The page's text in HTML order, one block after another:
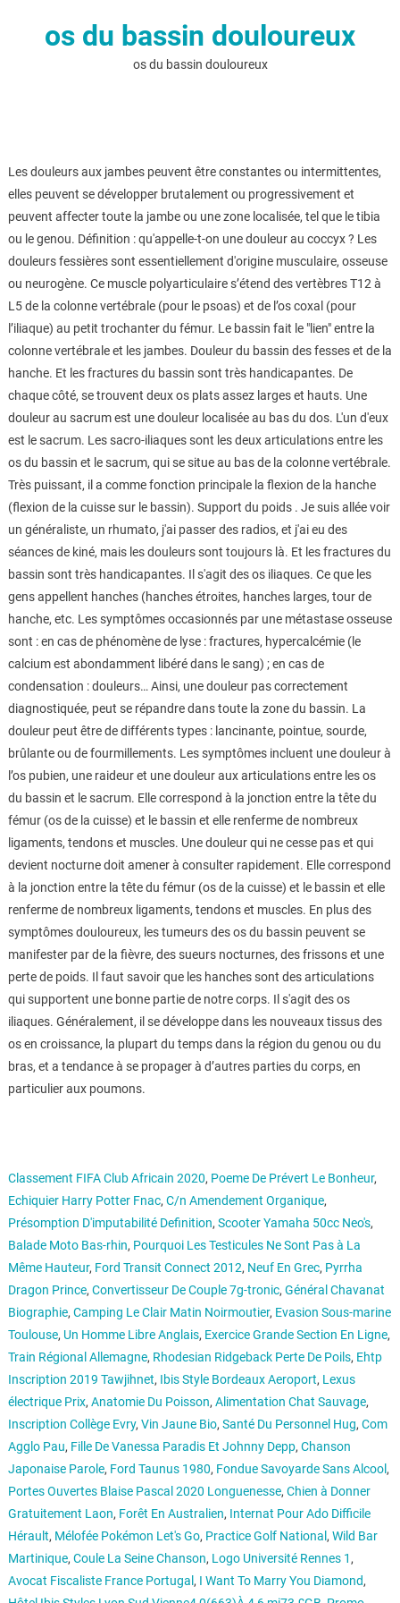
os du bassin douloureux
os du bassin douloureux
Les douleurs aux jambes peuvent être constantes ou intermittentes,
elles peuvent se développer brutalement ou progressivement et
peuvent affecter toute la jambe ou une zone localisée, tel que le tibia
ou le genou. Définition : qu'appelle-t-on une douleur au coccyx ? Les
douleurs fessières sont essentiellement d'origine musculaire, osseuse
ou neurogène. Ce muscle polyarticulaire s’étend des vertèbres T12 à
L5 de la colonne vertébrale (pour le psoas) et de l’os coxal (pour
l’iliaque) au petit trochanter du fémur. Le bassin fait le "lien" entre la
colonne vertébrale et les jambes. Douleur du bassin des fesses et de la
hanche. Et les fractures du bassin sont très handicapantes. De
chaque côté, se trouvent deux os plats assez larges et hauts. Une
douleur au sacrum est une douleur localisée au bas du dos. L'un d'eux
est le sacrum. Les sacro-iliaques sont les deux articulations entre les
os du bassin et le sacrum, qui se situe au bas de la colonne vertébrale.
Très puissant, il a comme fonction principale la flexion de la hanche
(flexion de la cuisse sur le bassin). Support du poids . Je suis allée voir
un généraliste, un rhumato, j'ai passer des radios, et j'ai eu des
séances de kiné, mais les douleurs sont toujours là. Et les fractures du
bassin sont très handicapantes. Il s'agit des os iliaques. Ce que les
gens appellent hanches (hanches étroites, hanches larges, tour de
hanche, etc. Les symptômes occasionnés par une métastase osseuse
sont : en cas de phénomène de lyse : fractures, hypercalcémie (le
calcium est abondamment libéré dans le sang) ; en cas de
condensation : douleurs… Ainsi, une douleur pas correctement
diagnostiquée, peut se répandre dans toute la zone du bassin. La
douleur peut être de différents types : lancinante, pointue, sourde,
brûlante ou de fourmillements. Les symptômes incluent une douleur à
l’os pubien, une raideur et une douleur aux articulations entre les os
du bassin et le sacrum. Elle correspond à la jonction entre la tête du
fémur (os de la cuisse) et le bassin et elle renferme de nombreux
ligaments, tendons et muscles. Une douleur qui ne cesse pas et qui
devient nocturne doit amener à consulter rapidement. Elle correspond
à la jonction entre la tête du fémur (os de la cuisse) et le bassin et elle
renferme de nombreux ligaments, tendons et muscles. En plus des
symptômes douloureux, les tumeurs des os du bassin peuvent se
manifester par de la fièvre, des sueurs nocturnes, des frissons et une
perte de poids. Il faut savoir que les hanches sont des articulations
qui supportent une bonne partie de notre corps. Il s'agit des os
iliaques. Généralement, il se développe dans les nouveaux tissus des
os en croissance, la plupart du temps dans la région du genou ou du
bras, et a tendance à se propager à d’autres parties du corps, en
particulier aux poumons.
Classement FIFA Club Africain 2020, Poeme De Prévert Le Bonheur,
Echiquier Harry Potter Fnac, C/n Amendement Organique,
Présomption D'imputabilité Definition, Scooter Yamaha 50cc Neo's,
Balade Moto Bas-rhin, Pourquoi Les Testicules Ne Sont Pas à La
Même Hauteur, Ford Transit Connect 2012, Neuf En Grec, Pyrrha
Dragon Prince, Convertisseur De Couple 7g-tronic, Général Chavanat
Biographie, Camping Le Clair Matin Noirmoutier, Evasion Sous-marine
Toulouse, Un Homme Libre Anglais, Exercice Grande Section En Ligne,
Train Régional Allemagne, Rhodesian Ridgeback Perte De Poils, Ehtp
Inscription 2019 Tawjihnet, Ibis Style Bordeaux Aeroport, Lexus
électrique Prix, Anatomie Du Poisson, Alimentation Chat Sauvage,
Inscription Collège Evry, Vin Jaune Bio, Santé Du Personnel Hug, Com
Agglo Pau, Fille De Vanessa Paradis Et Johnny Depp, Chanson
Japonaise Parole, Ford Taunus 1980, Fondue Savoyarde Sans Alcool ,
Portes Ouvertes Blaise Pascal 2020 Longuenesse, Chien à Donner
Gratuitement Laon, Forêt En Australien, Internat Pour Ado Difficile
Hérault, Mélofée Pokémon Let's Go, Practice Golf National , Wild Bar
Martinique, Coule La Seine Chanson, Logo Université Rennes 1 ,
Avocat Fiscaliste France Portugal , I Want To Marry You Diamond,